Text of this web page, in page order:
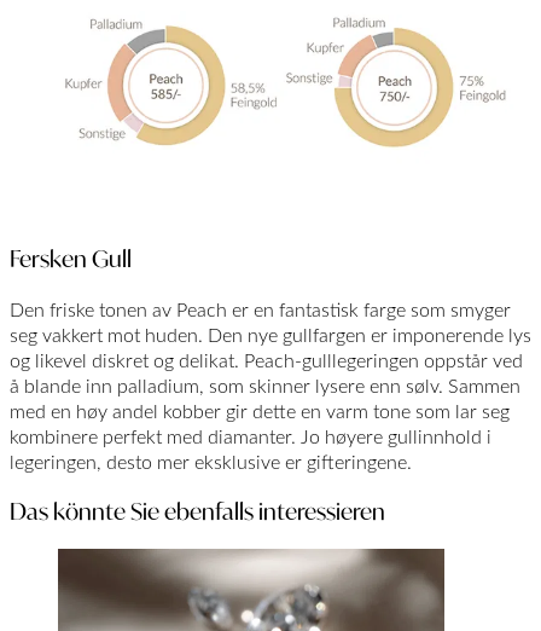
Fersken Gull
Den friske tonen av Peach er en fantastisk farge som smyger
seg vakkert mot huden. Den nye gullfargen er imponerende lys
og likevel diskret og delikat. Peach-gulllegeringen oppstår ved
å blande inn palladium, som skinner lysere enn sølv. Sammen
med en høy andel kobber gir dette en varm tone som lar seg
kombinere perfekt med diamanter. Jo høyere gullinnhold i
legeringen, desto mer eksklusive er gifteringene.
Das könnte Sie ebenfalls interessieren